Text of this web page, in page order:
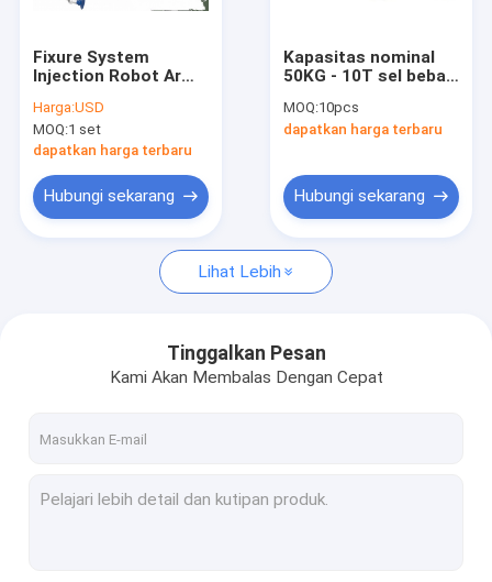
Quote request suatu
Sel beban titik tunggal aluminium
sel beban baja tahan karat
Sel Beban Ketegangan dan Kompresi
Fixure System
Injection Robot Arm
Harga:USD
MOQ:1 set
dapatkan harga terbaru
Hubungi sekarang
Kapasitas nominal
50KG - 10T sel beban
MOQ:10pcs
dapatkan harga terbaru
Hubungi sekarang
Lihat Lebih
Tinggalkan Pesan
Kami Akan Membalas Dengan Cepat